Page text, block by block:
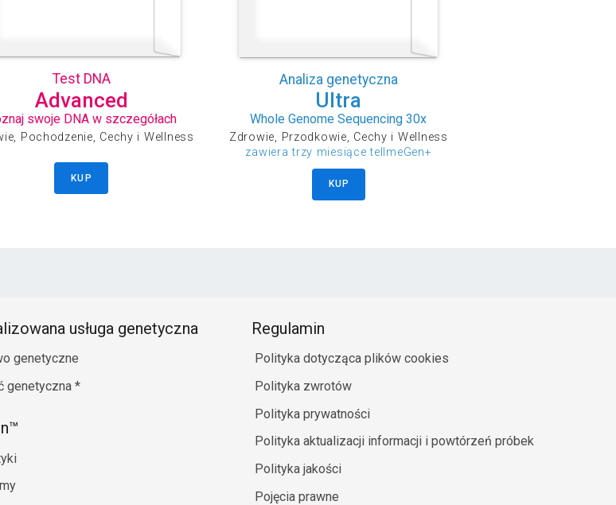
Test DNA
Advanced
swoje DNA w szczegółach
Pochodzenie, Cechy i Wellness
KUP
Analiza genetyczna
Ultra
Whole Genome Sequencing 30x
Zdrowie, Przodkowie, Cechy i Wellness
zawiera trzy miesiące tellmeGen+
KUP
usługa genetyczna
genetyczne
genetyczna *
Regulamin
Polityka dotycząca plików cookies
Polityka zwrotów
Polityka prywatności
Polityka aktualizacji informacji i powtórzeń próbek
Polityka jakości
Pojęcia prawne